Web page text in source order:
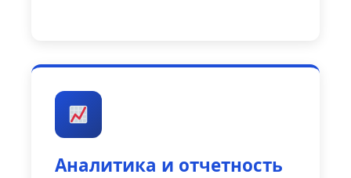
Аналитика и отчетность